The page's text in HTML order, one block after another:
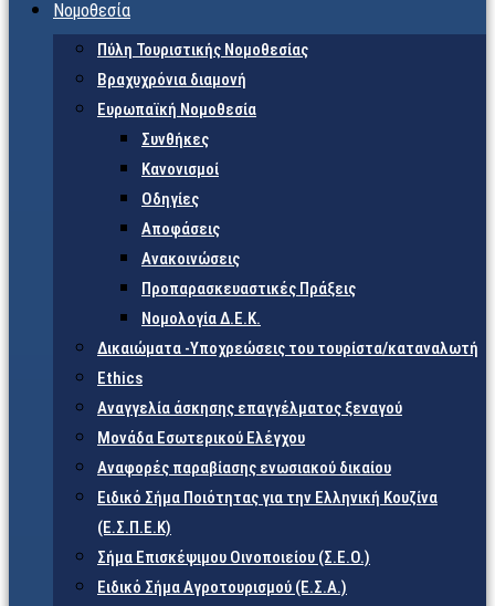
Νομοθεσία
Πύλη Τουριστικής Νομοθεσίας
Βραχυχρόνια διαμονή
Ευρωπαϊκή Νομοθεσία
Συνθήκες
Κανονισμοί
Οδηγίες
Αποφάσεις
Ανακοινώσεις
Προπαρασκευαστικές Πράξεις
Νομολογία Δ.Ε.Κ.
Δικαιώματα -Υποχρεώσεις του τουρίστα/καταναλωτή
Ethics
Αναγγελία άσκησης επαγγέλματος ξεναγού
Μονάδα Εσωτερικού Ελέγχου
Αναφορές παραβίασης ενωσιακού δικαίου
Ειδικό Σήμα Ποιότητας για την Ελληνική Κουζίνα
(Ε.Σ.Π.Ε.Κ)
Σήμα Επισκέψιμου Οινοποιείου (Σ.Ε.Ο.)
Ειδικό Σήμα Αγροτουρισμού (Ε.Σ.Α.)